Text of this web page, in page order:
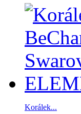
Korálek...